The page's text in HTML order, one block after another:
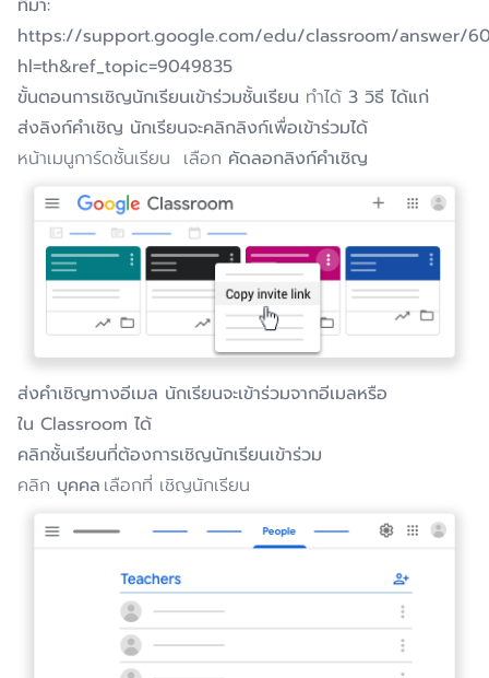
https://support.google.com/edu/classroom/answer/
hl=th&ref_topic=9049835
ขั้นตอนการเชิญนักเรียนเข้าร่วมชั้นเรียน ทำได้ 3 วิธี ได้แก่
ส่งลิงก์คําเชิญ นักเรียนจะคลิกลิงก์เพื่อเข้าร่วมได้
หน้าเมนูการ์ดชั้นเรียน เลือก คัดลอกลิงก์คำเชิญ
ส่งคําเชิญทางอีเมล นักเรียนจะเข้าร่วมจากอีเมลหรือ
ใน Classroom ได้
คลิกชั้นเรียนที่ต้องการเชิญนักเรียนเข้าร่วม
คลิก บุคคล เลือกที่ เชิญนักเรียน